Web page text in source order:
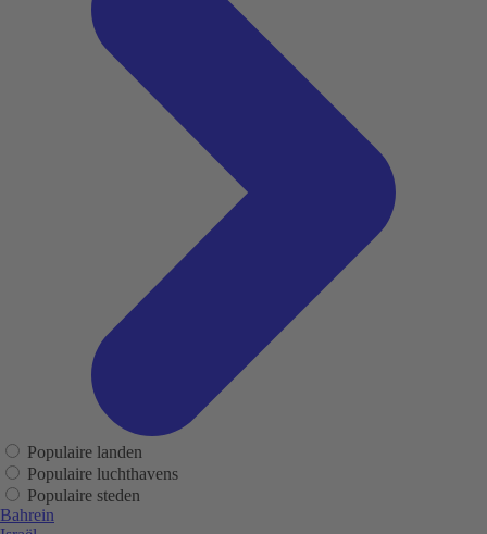
Populaire landen
Populaire luchthavens
Populaire steden
Bahrein